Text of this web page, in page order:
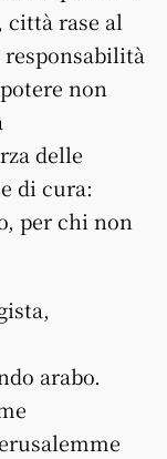
rase al
non
delle
di cura:
per chi non
arabo.